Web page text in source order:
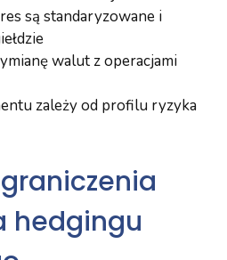
są standaryzowane i
walut z operacjami
zależy od profilu ryzyka
hedgingu